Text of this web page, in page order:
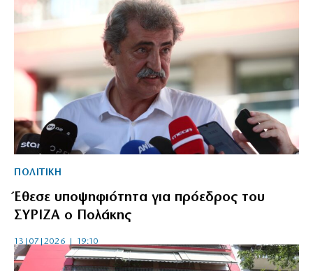
ΠΟΛΙΤΙΚΗ
Έθεσε υποψηφιότητα για πρόεδρος του
ΣΥΡΙΖΑ ο Πολάκης
13|07|2026 | 19:10